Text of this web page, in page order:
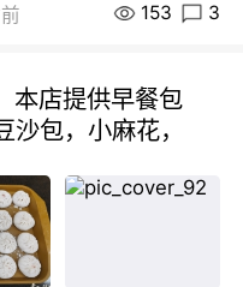
153 3
本店提供早餐包
包，小麻花，